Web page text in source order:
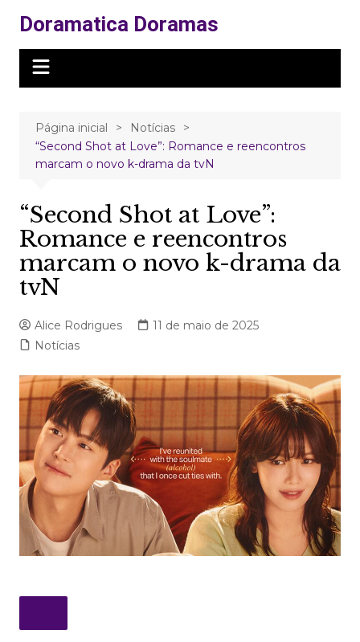
para
conteúdo
Doramatica Doramas
Página inicial
Notícias
“Second Shot at Love”: Romance e reencontros
marcam o novo k-drama da tvN
“Second Shot at Love”:
Romance e reencontros
marcam o novo k-drama da
tvN
Alice Rodrigues
11 de maio de 2025
Notícias